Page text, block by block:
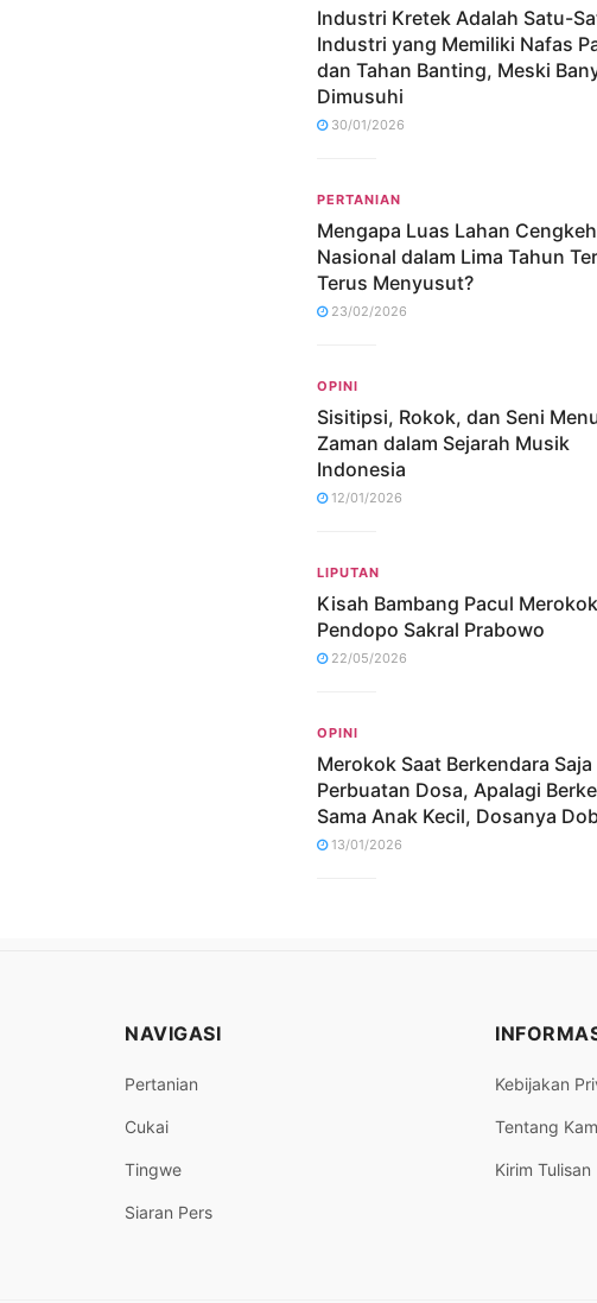
Industri Kretek Adalah Satu-
Industri yang Memiliki Nafas
dan Tahan Banting, Meski
Dimusuhi
30/01/2026
PERTANIAN
Mengapa Luas Lahan Cengkeh
Nasional dalam Lima Tahun
Terus Menyusut?
23/02/2026
OPINI
Sisitipsi, Rokok, dan Seni
Zaman dalam Sejarah Musik
Indonesia
12/01/2026
LIPUTAN
Kisah Bambang Pacul
Pendopo Sakral Prabowo
22/05/2026
OPINI
Merokok Saat Berkendara Saja
Perbuatan Dosa, Apalagi
Sama Anak Kecil, Dosanya
13/01/2026
NAVIGASI
Pertanian
Cukai
Tingwe
Siaran Pers
Kebijakan
Tentang
Kirim Tulisan